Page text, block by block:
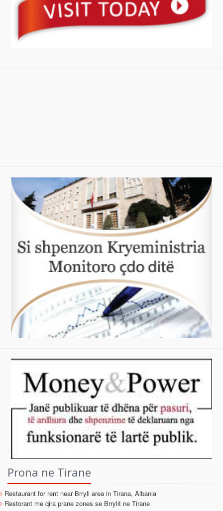
Prona ne Tirane
Restaurant for rent near Brryli area in Tirana, Albania
Restorant me qira prane zones se Brrylit ne Tirane